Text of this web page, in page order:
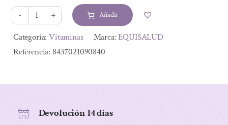
era:
25,40 €.
es:
22,61 €.
HOLOVIT
PUREWAY
C
cantidad
Añadir
Alternative:
Categoría:Vitaminas Marca:EQUISALUD
Referencia: 8437021090840
Devolución 14 días